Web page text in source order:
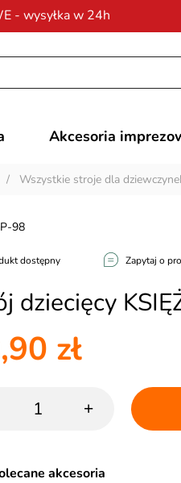
- wysyłka w 24h
od 200 zł
Akcesoria
/ Wszystkie stroje dla
dziecięcy
98
dostępny Zapytaj o
zł
+
akcesoria